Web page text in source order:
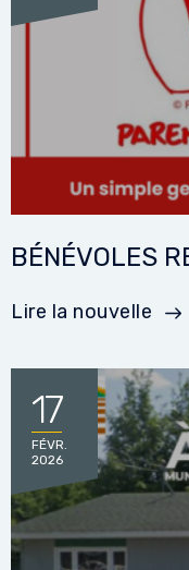
BÉNÉVOLES
Lire la nouvelle
17
FÉVR.
2026